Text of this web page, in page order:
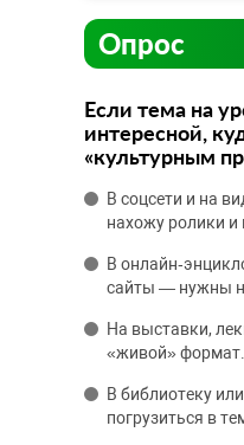
Опрос
Если тема на
интересной,
«культурным
В соцсети и на
нахожу ролики и
В
сайты — нужны
На выставки,
«живой» формат.
В библиотеку
погрузиться в